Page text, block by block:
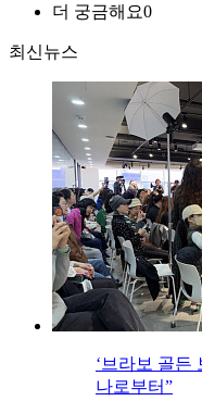
더 궁금해요0
최신뉴스
‘브라보 골든
나로부터”